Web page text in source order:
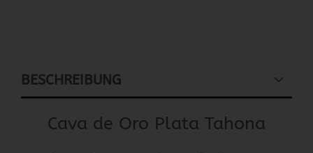
BESCHREIBUNG
Cava de Oro Plata Tahona